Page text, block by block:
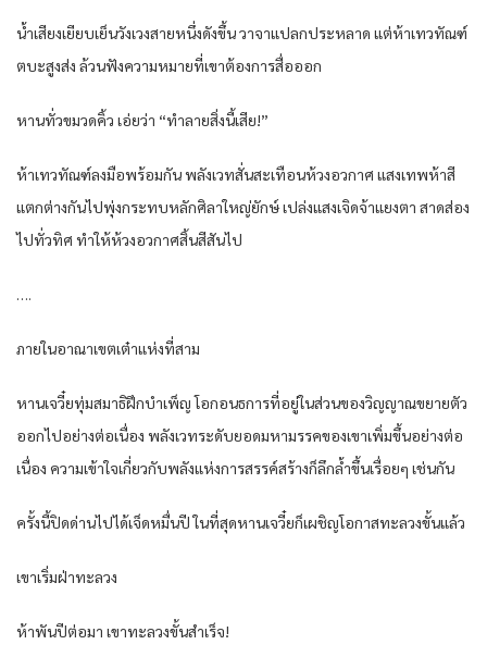
น้ำเสียงเยียบเย็นวังเวงสายหนึ่งดังขึ้น วาจาแปลกประหลาด แต่ห้าเทวทัณฑ์
ตบะสูงส่ง ล้วนฟังความหมายที่เขาต้องการสื่อออก
หานทั่วขมวดคิ้ว เอ่ยว่า “ทำลายสิ่งนี้เสีย!”
ห้าเทวทัณฑ์ลงมือพร้อมกัน พลังเวทสั่นสะเทือนห้วงอวกาศ แสงเทพห้าสี
แตกต่างกันไปพุ่งกระทบหลักศิลาใหญ่ยักษ์ เปล่งแสงเจิดจ้าแยงตา สาดส่อง
ไปทั่วทิศ ทำให้ห้วงอวกาศสิ้นสีสันไป
….
ภายในอาณาเขตเต๋าแห่งที่สาม
หานเจวี๋ยทุ่มสมาธิฝึกบำเพ็ญ โอกอนธการที่อยู่ในส่วนของวิญญาณขยายตัว
ออกไปอย่างต่อเนื่อง พลังเวทระดับยอดมหามรรคของเขาเพิ่มขึ้นอย่างต่อ
เนื่อง ความเข้าใจเกี่ยวกับพลังแห่งการสรรค์สร้างก็ลึกล้ำขึ้นเรื่อยๆ เช่นกัน
ครั้งนี้ปิดด่านไปได้เจ็ดหมื่นปี ในที่สุดหานเจวี๋ยก็เผชิญโอกาสทะลวงขั้นแล้ว
เขาเริ่มฝ่าทะลวง
ห้าพันปีต่อมา เขาทะลวงขั้นสำเร็จ!